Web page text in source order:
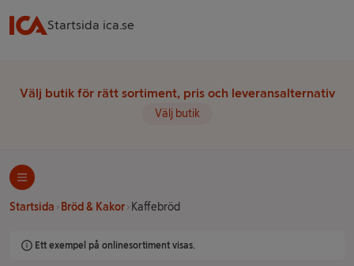
Startsida ica.se
Välj butik för rätt sortiment, pris och leveransalternativ
Välj butik
Startsida Bröd & Kakor Kaffebröd
Ett exempel på onlinesortiment visas.